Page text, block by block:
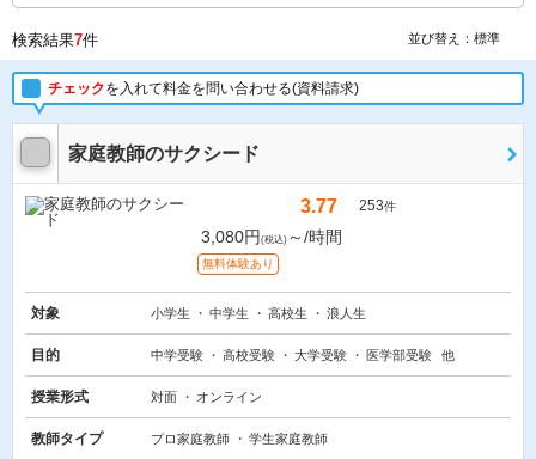
検索結果7件 並び替え：標準
チェックを入れて料金を問い合わせる(資料請求)
家庭教師のサクシード
3.77 253件
3,080円 (税込) ～/時間
無料体験あり
対象 小学生 中学生 高校生 浪人生
目的 中学受験 高校受験 大学受験 医学部受験 他
授業形式 対面 オンライン
教師タイプ プロ家庭教師 学生家庭教師